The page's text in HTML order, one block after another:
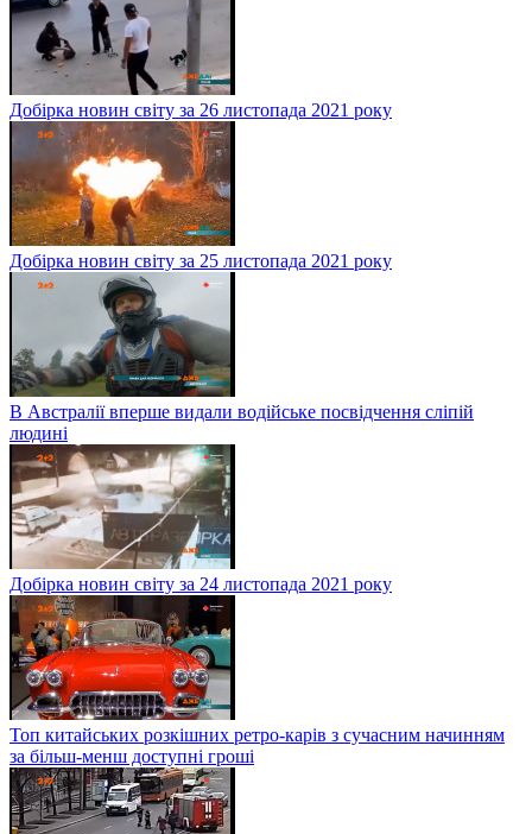
Добірка новин світу за 26 листопада 2021 року
Добірка новин світу за 25 листопада 2021 року
В Австралії вперше видали водійське посвідчення сліпій
людині
Добірка новин світу за 24 листопада 2021 року
Топ китайських розкішних ретро-карів з сучасним начинням
за більш-менш доступні гроші